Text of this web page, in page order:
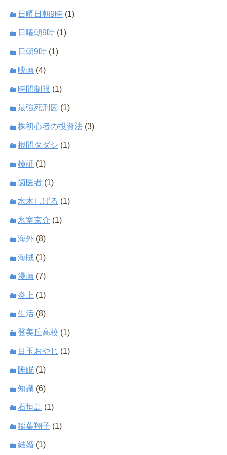
日曜日朝9時 (1)
日曜朝9時 (1)
日朝9時 (1)
映画 (4)
時間制限 (1)
最強死刑囚 (1)
株初心者の投資法 (3)
根間タダシ (1)
検証 (1)
歯医者 (1)
水木しげる (1)
氷室京介 (1)
海外 (8)
海賊 (1)
漫画 (7)
炎上 (1)
生活 (8)
登美丘高校 (1)
目玉おやじ (1)
睡眠 (1)
知識 (6)
石垣島 (1)
稲葉翔子 (1)
結婚 (1)